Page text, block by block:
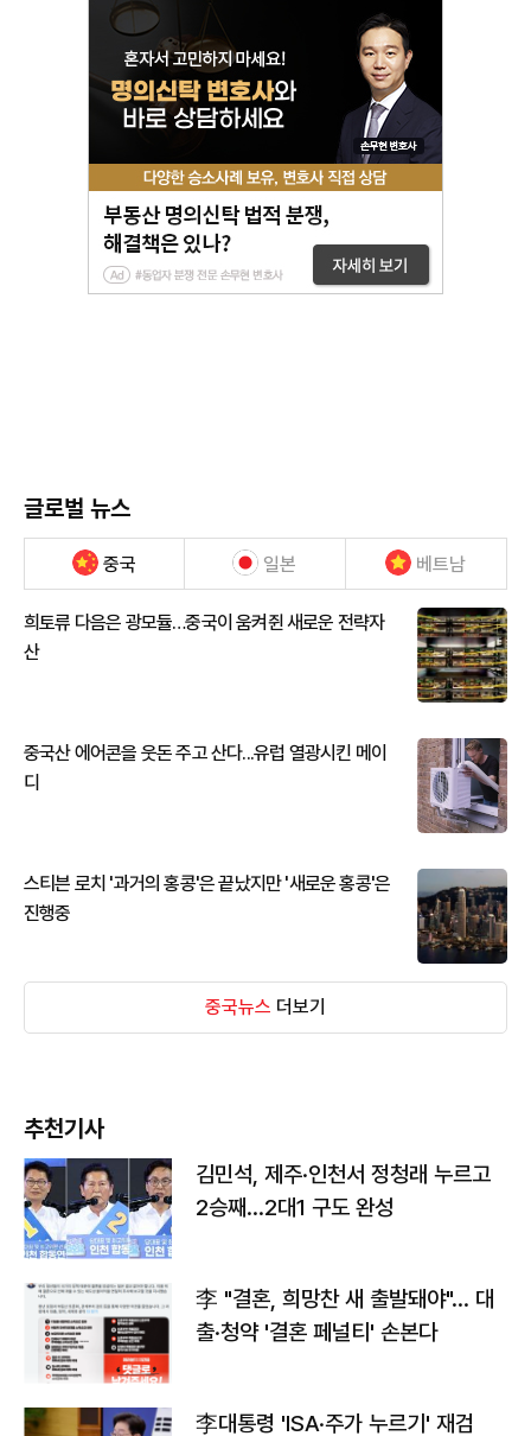
글로벌 뉴스
중국 일본 베트남
희토류 다음은 광모듈…중국이 움켜쥔 새로운 전략자
산
중국산 에어콘을 웃돈 주고 산다...유럽 열광시킨 메이
디
스티븐 로치 '과거의 홍콩'은 끝났지만 '새로운 홍콩'은
진행중
중국뉴스 더보기
추천기사
김민석, 제주·인천서 정청래 누르고
2승째…2대1 구도 완성
李 "결혼, 희망찬 새 출발돼야"… 대
출·청약 '결혼 페널티' 손본다
李대통령 'ISA·주가 누르기' 재검